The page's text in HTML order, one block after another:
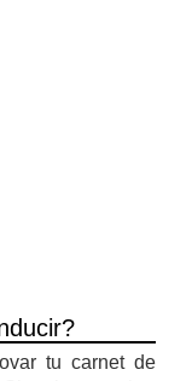
tu carnet de